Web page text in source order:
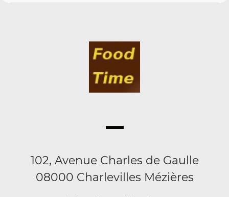
102, Avenue Charles de Gaulle
08000 Charlevilles Mézières